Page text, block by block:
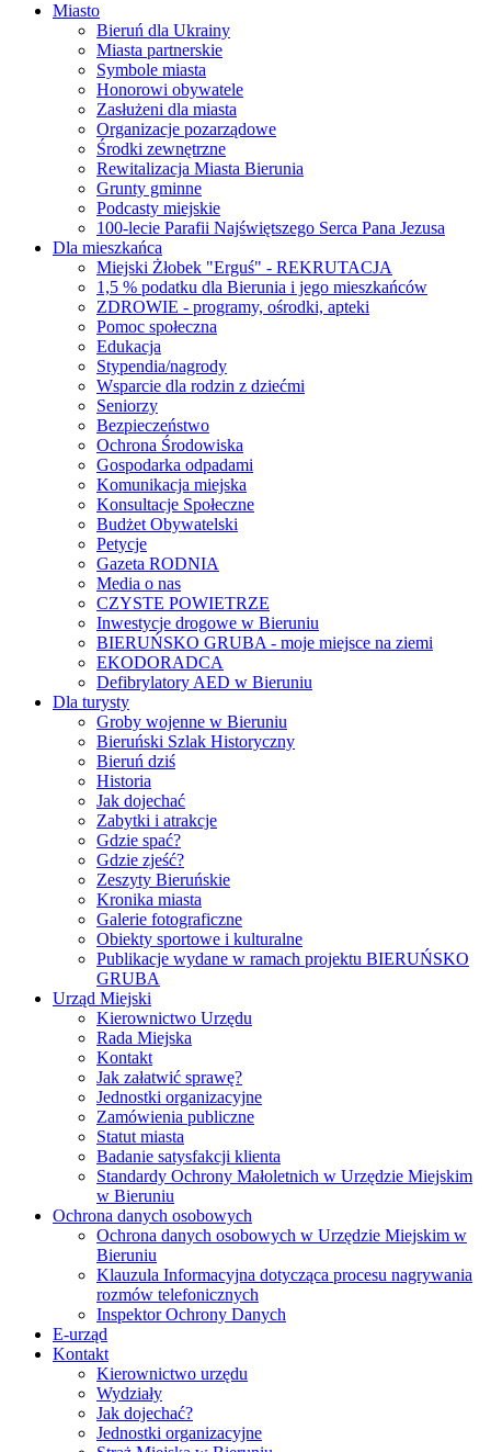
Miasto
Bieruń dla Ukrainy
Miasta partnerskie
Symbole miasta
Honorowi obywatele
Zasłużeni dla miasta
Organizacje pozarządowe
Środki zewnętrzne
Rewitalizacja Miasta Bierunia
Grunty gminne
Podcasty miejskie
100-lecie Parafii Najświętszego Serca Pana Jezusa
Dla mieszkańca
Miejski Żłobek "Erguś" - REKRUTACJA
1,5 % podatku dla Bierunia i jego mieszkańców
ZDROWIE - programy, ośrodki, apteki
Pomoc społeczna
Edukacja
Stypendia/nagrody
Wsparcie dla rodzin z dziećmi
Seniorzy
Bezpieczeństwo
Ochrona Środowiska
Gospodarka odpadami
Komunikacja miejska
Konsultacje Społeczne
Budżet Obywatelski
Petycje
Gazeta RODNIA
Media o nas
CZYSTE POWIETRZE
Inwestycje drogowe w Bieruniu
BIERUŃSKO GRUBA - moje miejsce na ziemi
EKODORADCA
Defibrylatory AED w Bieruniu
Dla turysty
Groby wojenne w Bieruniu
Bieruński Szlak Historyczny
Bieruń dziś
Historia
Jak dojechać
Zabytki i atrakcje
Gdzie spać?
Gdzie zjeść?
Zeszyty Bieruńskie
Kronika miasta
Galerie fotograficzne
Obiekty sportowe i kulturalne
Publikacje wydane w ramach projektu BIERUŃSKO
GRUBA
Urząd Miejski
Kierownictwo Urzędu
Rada Miejska
Kontakt
Jak załatwić sprawę?
Jednostki organizacyjne
Zamówienia publiczne
Statut miasta
Badanie satysfakcji klienta
Standardy Ochrony Małoletnich w Urzędzie Miejskim
w Bieruniu
Ochrona danych osobowych
Ochrona danych osobowych w Urzędzie Miejskim w
Bieruniu
Klauzula Informacyjna dotycząca procesu nagrywania
rozmów telefonicznych
Inspektor Ochrony Danych
E-urząd
Kontakt
Kierownictwo urzędu
Wydziały
Jak dojechać?
Jednostki organizacyjne